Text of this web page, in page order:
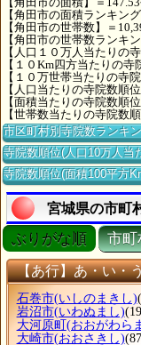
【角田市の面積ランキン
【角田市の世帯数】＝
【角田市の世帯数ランキ
【人口１０万人当たりの
【１０Km四方当たりの
【１０万世帯当たりの寺
【人口当たりの寺院数順
【面積当たりの寺院数順
【世帯数当たりの寺院数
市区町村別寺院数ランキ
寺院数順位(人口10万人当
寺院数順位(面積100平方
宮城県の市町
ぶりがな順 市町
【あ行】あ・い・
石巻市(いしのまきし)
岩沼市(いわぬまし)
大河原町 (おおがわら
大崎市(おおさきし)